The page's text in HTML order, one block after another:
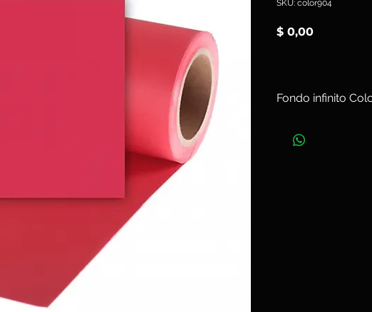
SKU: color904
$ 0,00Precio
Fondo infinito